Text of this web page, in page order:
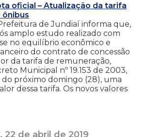
oficial – Atualização da tarifa
ônibus
de Jundiaí informa que,
amplo estudo realizado com
no equilíbrio econômico e
do contrato de concessão
da tarifa de remuneração,
Municipal nº 19.153 de 2003,
do próximo domingo (28), uma
dessa tarifa. Os novos valores
de abril de 2019